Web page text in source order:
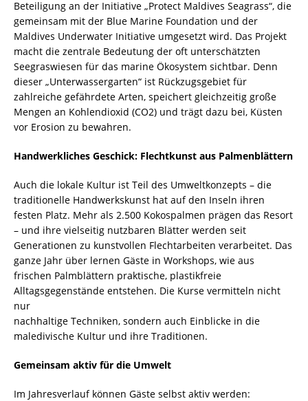
Beteiligung an der Initiative „Protect Maldives Seagrass“, die
gemeinsam mit der Blue Marine Foundation und der
Maldives Underwater Initiative umgesetzt wird. Das Projekt
macht die zentrale Bedeutung der oft unterschätzten
Seegraswiesen für das marine Ökosystem sichtbar. Denn
dieser „Unterwassergarten“ ist Rückzugsgebiet für
zahlreiche gefährdete Arten, speichert gleichzeitig große
Mengen an Kohlendioxid (CO2) und trägt dazu bei, Küsten
vor Erosion zu bewahren.
Handwerkliches Geschick: Flechtkunst aus Palmenblättern
Auch die lokale Kultur ist Teil des Umweltkonzepts – die
traditionelle Handwerkskunst hat auf den Inseln ihren
festen Platz. Mehr als 2.500 Kokospalmen prägen das Resort
– und ihre vielseitig nutzbaren Blätter werden seit
Generationen zu kunstvollen Flechtarbeiten verarbeitet. Das
ganze Jahr über lernen Gäste in Workshops, wie aus
frischen Palmblättern praktische, plastikfreie
Alltagsgegenstände entstehen. Die Kurse vermitteln nicht
nur
nachhaltige Techniken, sondern auch Einblicke in die
maledivische Kultur und ihre Traditionen.
Gemeinsam aktiv für die Umwelt
Im Jahresverlauf können Gäste selbst aktiv werden: